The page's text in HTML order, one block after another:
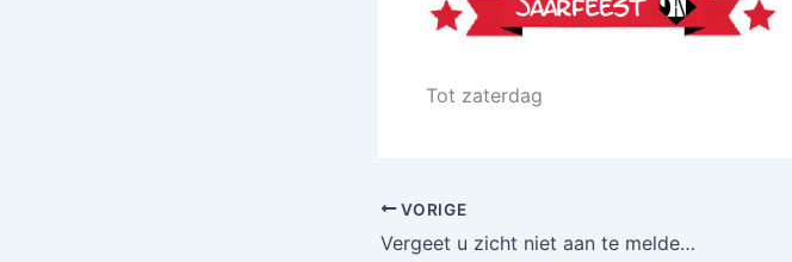
Tot zaterdag
VORIGE
Vergeet u zicht niet aan te melden voor het jaarfeest?